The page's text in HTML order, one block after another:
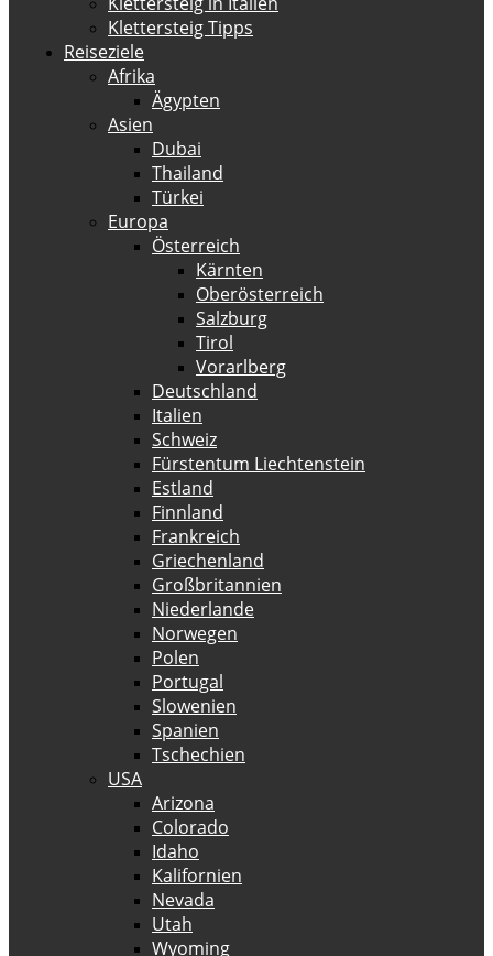
Klettersteig Tipps
Reiseziele
Afrika
Ägypten
Asien
Dubai
Thailand
Türkei
Europa
Österreich
Kärnten
Oberösterreich
Salzburg
Tirol
Vorarlberg
Deutschland
Italien
Schweiz
Fürstentum Liechtenstein
Estland
Finnland
Frankreich
Griechenland
Großbritannien
Niederlande
Norwegen
Polen
Portugal
Slowenien
Spanien
Tschechien
USA
Arizona
Colorado
Idaho
Kalifornien
Nevada
Utah
Wyoming